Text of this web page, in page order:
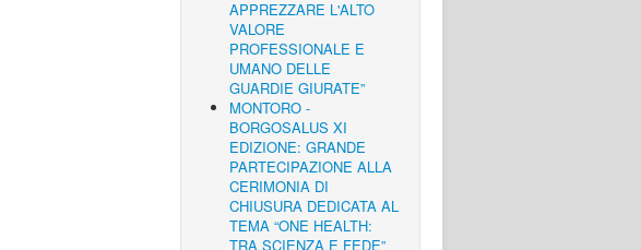
APPREZZARE L'ALTO
VALORE
PROFESSIONALE E
UMANO DELLE
GUARDIE GIURATE”
MONTORO -
BORGOSALUS XI
EDIZIONE: GRANDE
PARTECIPAZIONE ALLA
CERIMONIA DI
CHIUSURA DEDICATA AL
TEMA “ONE HEALTH:
TRA SCIENZA E FEDE”